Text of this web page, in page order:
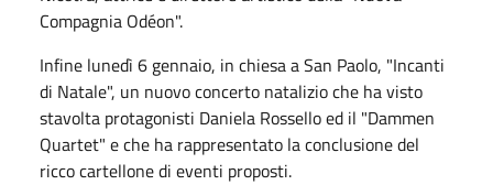
Compagnia Odéon".
Infine lunedì 6 gennaio, in chiesa a San Paolo, "Incanti
di Natale", un nuovo concerto natalizio che ha visto
stavolta protagonisti Daniela Rossello ed il "Dammen
Quartet" e che ha rappresentato la conclusione del
ricco cartellone di eventi proposti.